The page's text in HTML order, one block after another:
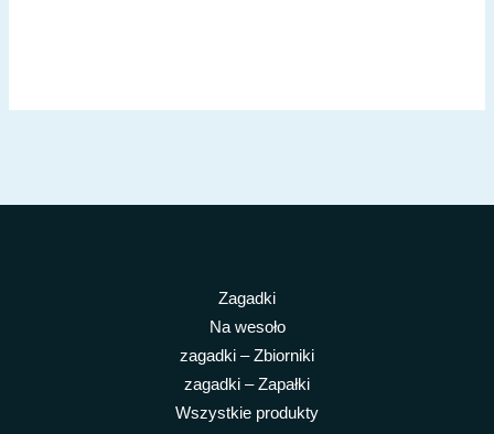
Zagadki
Na wesoło
zagadki – Zbiorniki
zagadki – Zapałki
Wszystkie produkty